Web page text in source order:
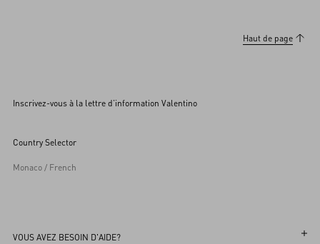
Haut de page
Inscrivez-vous à la lettre d’information Valentino
Country Selector
Monaco / French
VOUS AVEZ BESOIN D'AIDE?